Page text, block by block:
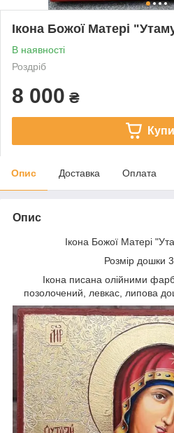
Ікона Божої Матері
В наявності
Роздріб
8 000 ₴
Опис Доставка Оплата
Опис
Ікона Божої Матері
Розмір дошки
Ікона писана олійними
позолочений, левкас, липова